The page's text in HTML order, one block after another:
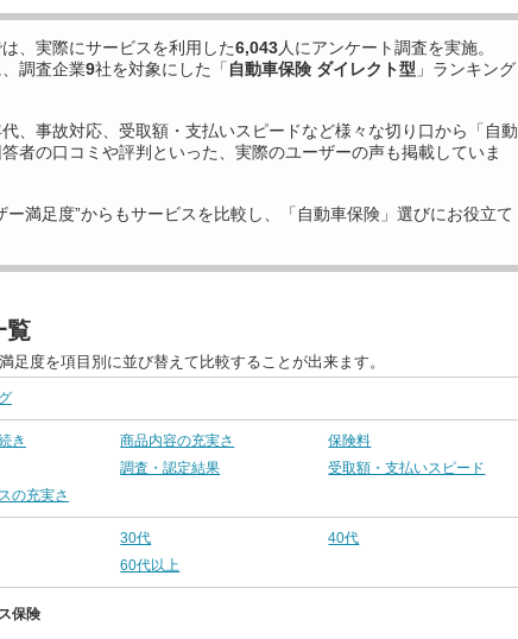
、実際にサービスを利用した6,043人にアンケート調査を実施。
調査企業9社を対象にした「 自動車保険 ダイレクト型 」ランキング
、事故対応、受取額・支払いスピードなど様々な切り口から「自動
者の口コミや評判といった、実際のユーザーの声も掲載していま
ー満足度”からもサービスを比較し、「自動車保険」選びにお役立て
覧
足度を項目別に並び替えて比較することが出来ます。
き 商品内容の充実さ
保険料
調査・認定結果
受取額・支払いスピード
の充実さ
30代
40代
60代以上
保険